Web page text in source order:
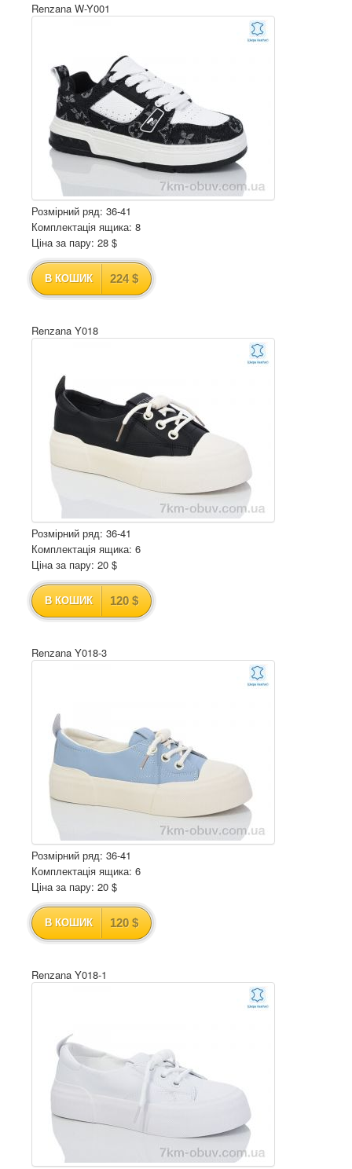
Renzana W-Y001
Розмірний ряд: 36-41
Комплектація ящика: 8
Ціна за пару: 28 $
В КОШИК 224 $
Renzana Y018
Розмірний ряд: 36-41
Комплектація ящика: 6
Ціна за пару: 20 $
В КОШИК 120 $
Renzana Y018-3
Розмірний ряд: 36-41
Комплектація ящика: 6
Ціна за пару: 20 $
В КОШИК 120 $
Renzana Y018-1